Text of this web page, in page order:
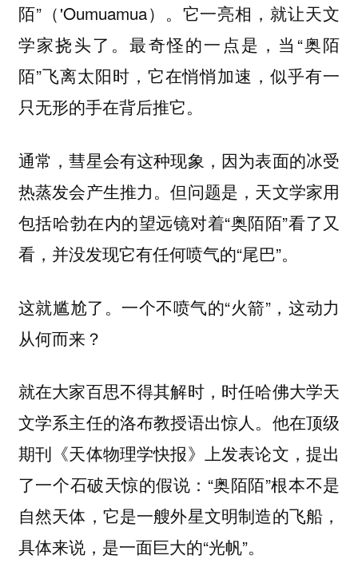
陌”（'Oumuamua）。它一亮相，就让天文
学家挠头了。最奇怪的一点是，当“奥陌
陌”飞离太阳时，它在悄悄加速，似乎有一
只无形的手在背后推它。
通常，彗星会有这种现象，因为表面的冰受
热蒸发会产生推力。但问题是，天文学家用
包括哈勃在内的望远镜对着“奥陌陌”看了又
看，并没发现它有任何喷气的“尾巴”。
这就尴尬了。一个不喷气的“火箭”，这动力
从何而来？
就在大家百思不得其解时，时任哈佛大学天
文学系主任的洛布教授语出惊人。他在顶级
期刊《天体物理学快报》上发表论文，提出
了一个石破天惊的假说：“奥陌陌”根本不是
自然天体，它是一艘外星文明制造的飞船，
具体来说，是一面巨大的“光帆”。